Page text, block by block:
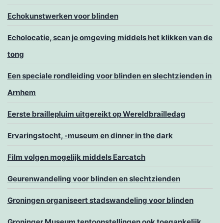
Echokunstwerken voor blinden
Echolocatie, scan je omgeving middels het klikken van de
tong
Een speciale rondleiding voor blinden en slechtzienden in
Arnhem
Eerste braillepluim uitgereikt op Wereldbrailledag
Ervaringstocht, -museum en dinner in the dark
Film volgen mogelijk middels Earcatch
Geurenwandeling voor blinden en slechtzienden
Groningen organiseert stadswandeling voor blinden